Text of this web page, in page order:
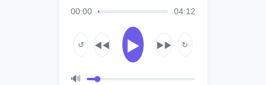
00:00 04:12
↺ ◀◀ ▶ ▶▶ ↻
🔊